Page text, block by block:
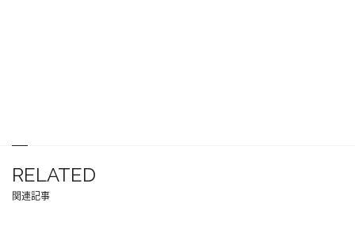
RELATED
関連記事